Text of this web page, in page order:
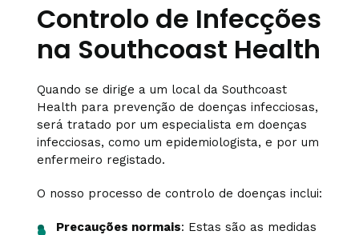
Controlo de Infecções
na Southcoast Health
Quando se dirige a um local da Southcoast
Health para prevenção de doenças infecciosas,
será tratado por um especialista em doenças
infecciosas, como um epidemiologista, e por um
enfermeiro registado.
O nosso processo de controlo de doenças inclui:
Precauções normais: Estas são as medidas